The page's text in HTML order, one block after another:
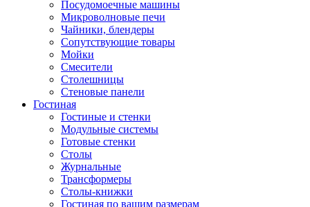
Посудомоечные машины
Микроволновые печи
Чайники, блендеры
Сопутствующие товары
Мойки
Смесители
Столешницы
Стеновые панели
Гостиная
Гостиные и стенки
Модульные системы
Готовые стенки
Столы
Журнальные
Трансформеры
Столы-книжки
Гостиная по вашим размерам